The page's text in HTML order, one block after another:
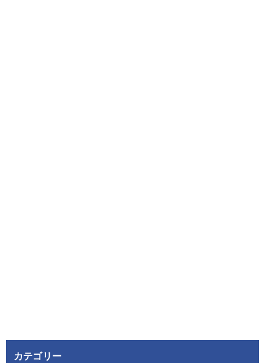
カテゴリー